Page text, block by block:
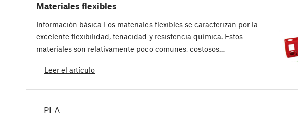
Materiales flexibles
Información básica Los materiales flexibles se caracterizan por la
excelente flexibilidad, tenacidad y resistencia química. Estos
materiales son relativamente poco comunes, costosos…
Leer el artículo
PLA